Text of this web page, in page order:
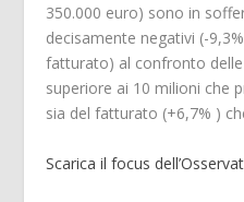
350.000 euro) sono in
decisamente negativi (-
fatturato) al confronto
superiore ai 10 milioni che
sia del fatturato (+6,7% )
Scarica il focus